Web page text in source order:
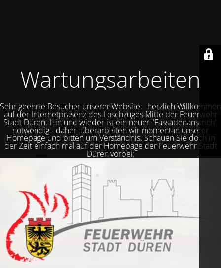
Wartungsarbeiten
Sehr geehrte Besucher unserer Website, herzlich Willkommen
auf der Internetpräsenz des Löschzuges Mitte der Feuerwehr
Stadt Düren. Hin und wieder ist ein neuer "Fassadenanstrich"
notwendig - daher überarbeiten wir momentan unserer
Homepage und bitten um Verständnis. Schauen Sie doch in
der Zeit einfach mal auf der Homepage der Feuerwehr Stadt
Düren vorbei: